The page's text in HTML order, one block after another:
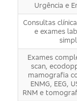
Urgência e
Consultas
e exames
Exames
scan,
mamografia
ENMG, EEG,
RNM e